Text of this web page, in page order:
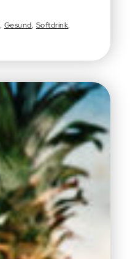
, Gesund, Softdrink,